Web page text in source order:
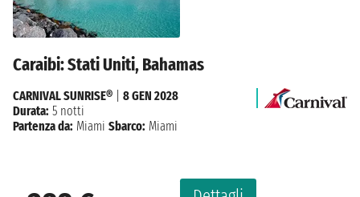
Caraibi: Stati Uniti, Bahamas
CARNIVAL SUNRISE®
8 GEN 2028
Durata: 5 notti
Partenza da: Miami Sbarco: Miami